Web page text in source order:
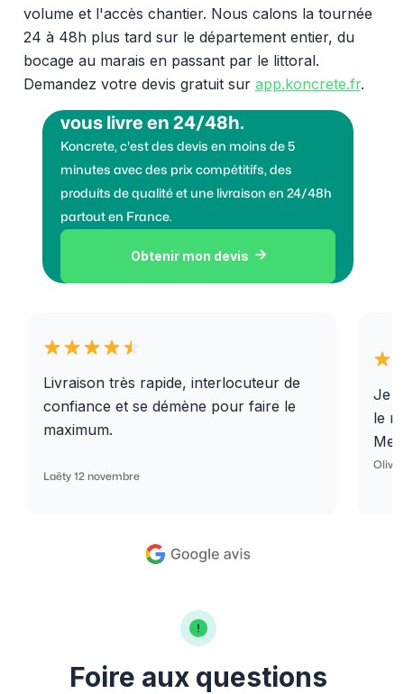
volume et l'accès chantier. Nous calons la tournée
24 à 48h plus tard sur le département entier, du
bocage au marais en passant par le littoral.
Demandez votre devis gratuit sur app.koncrete.fr.
vous livre en 24/48h.
Koncrete, c'est des devis en moins de 5
minutes avec des prix compétitifs, des
produits de qualité et une livraison en 24/48h
partout en France.
Obtenir mon devis 
Livraison très rapide, interlocuteur de
confiance et se démène pour faire le
maximum.
Laëty 12 novembre
Je
le
Foire aux questions